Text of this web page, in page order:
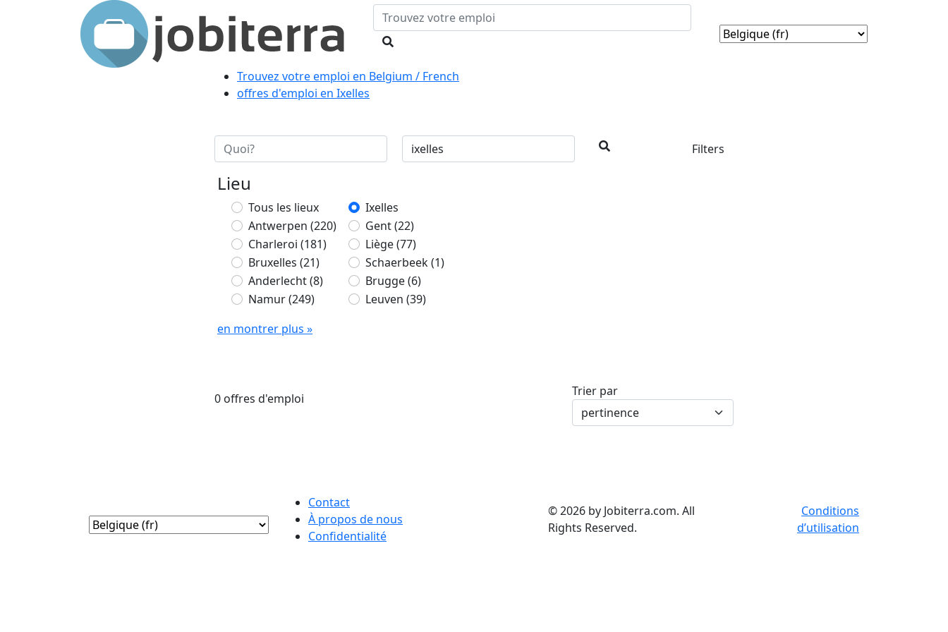
Trouvez votre emploi en Belgium / French
offres d'emploi en Ixelles
Filters
Lieu
Tous les lieux
Ixelles
Antwerpen (220) Gent(22)
Charleroi (181) Liège(77)
Bruxelles (21) Schaerbeek(1)
Anderlecht(8) Brugge(6)
Namur(249) Leuven (39)
en montrer plus »
0 offres d'emploi Trier par
Contact
À propos de nous
Confidentialité
Conditions
d’utilisation
© 2026 by Jobiterra.com. All
Rights Reserved.